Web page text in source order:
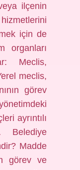
ilçenin
için de
organları
Meclis,
meclis,
görev
ayrıntılı
Belediye
Madde
görev ve